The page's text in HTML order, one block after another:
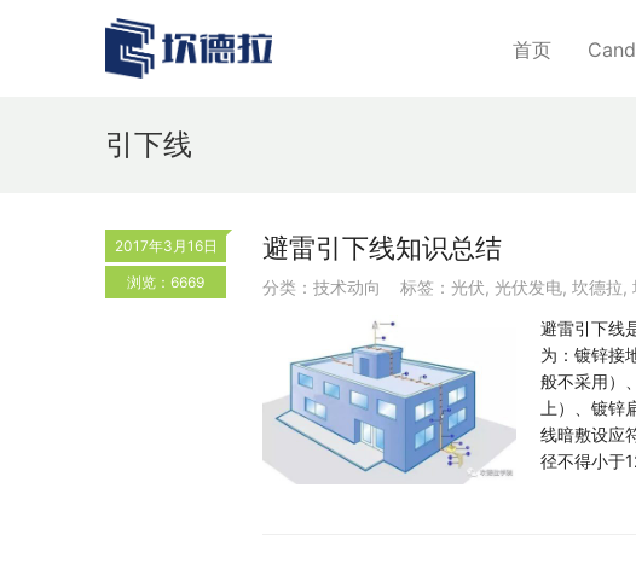
首页
引下线
2017年3月16日
浏览：6669
避雷引下线知识总结
分类： 技术动向 标签： 光伏, 光伏发电, 坎德拉,
避雷引下线
为：镀锌接
般不采用）
上）、镀
线暗敷设应
径不得小于